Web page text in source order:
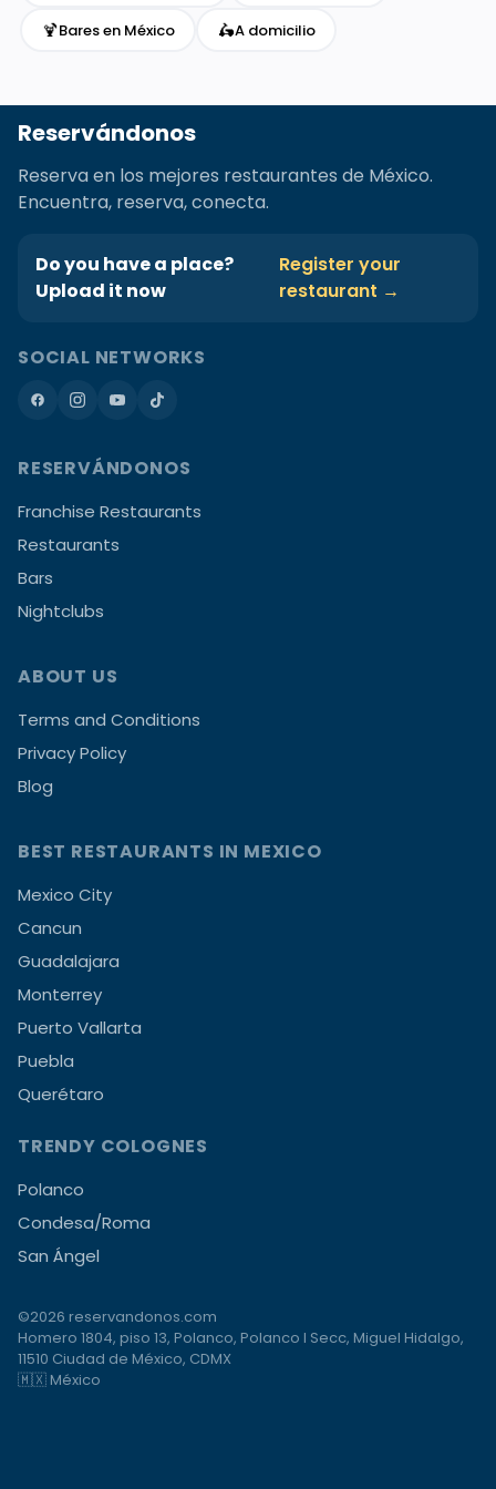
🍹Bares en México 🛵A domicilio
Reservándonos
Reserva en los mejores restaurantes de México.
Encuentra, reserva, conecta.
Do you have a place?
Upload it now
Register your
restaurant →
SOCIAL NETWORKS
RESERVÁNDONOS
Franchise Restaurants
Restaurants
Bars
Nightclubs
ABOUT US
Terms and Conditions
Privacy Policy
Blog
BEST RESTAURANTS IN MEXICO
Mexico City
Cancun
Guadalajara
Monterrey
Puerto Vallarta
Puebla
Querétaro
TRENDY COLOGNES
Polanco
Condesa/Roma
San Ángel
©2026 reservandonos.com
Homero 1804, piso 13, Polanco, Polanco I Secc, Miguel Hidalgo,
11510 Ciudad de México, CDMX
🇲🇽 México